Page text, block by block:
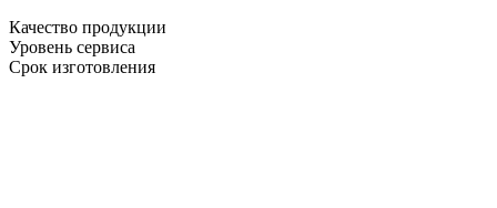
Качество продукции
Уровень сервиса
Срок изготовления